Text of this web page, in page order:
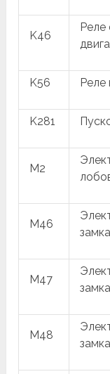
K46
Реле
K56 Реле
K281
M2
M46
M47
M48